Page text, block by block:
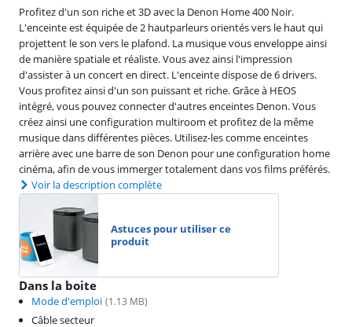
Profitez d'un son riche et 3D avec la Denon Home 400 Noir.
L'enceinte est équipée de 2 hautparleurs orientés vers le haut qui
projettent le son vers le plafond. La musique vous enveloppe ainsi
de manière spatiale et réaliste. Vous avez ainsi l'impression
d'assister à un concert en direct. L'enceinte dispose de 6 drivers.
Vous profitez ainsi d'un son puissant et riche. Grâce à HEOS
intégré, vous pouvez connecter d'autres enceintes Denon. Vous
créez ainsi une configuration multiroom et profitez de la même
musique dans différentes pièces. Utilisez-les comme enceintes
arrière avec une barre de son Denon pour une configuration home
cinéma, afin de vous immerger totalement dans vos films préférés.
Voir la description complète
Astuces pour utiliser ce
produit
Dans la boite
Mode d'emploi (1.13 MB)
Câble secteur